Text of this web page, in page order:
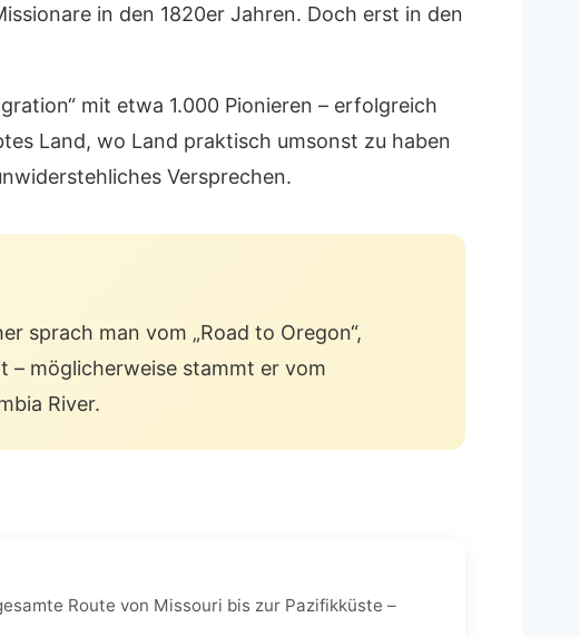
in den 1820er Jahren. Doch erst in den
mit etwa 1.000 Pionieren – erfolgreich
Land, wo Land praktisch umsonst zu haben
Versprechen.
sprach man vom „Road to Oregon“,
– möglicherweise stammt er vom
River.
Route von Missouri bis zur Pazifikküste –